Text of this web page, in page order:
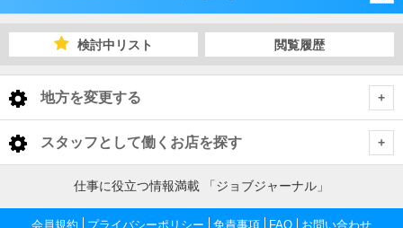
石川県
金沢 デリヘル送迎ドライバー
小松・加賀
富山福井県 デリヘル送迎ドライバー
検討中リスト 閲覧履歴
地方を変更する
< 全国トップ
北海道 男性高収入
東北 男性高収入
スタッフとして働くお店を探す
新潟県仕事に役立つ情報満載 「ジョブジャーナル」
会員規約 プライバシーポリシー 免責事項 FAQ お問い合わせ